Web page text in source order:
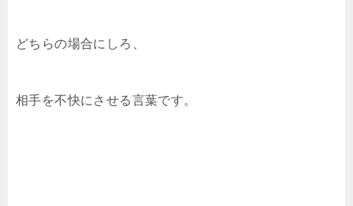
どちらの場合にしろ、
相手を不快にさせる言葉です。